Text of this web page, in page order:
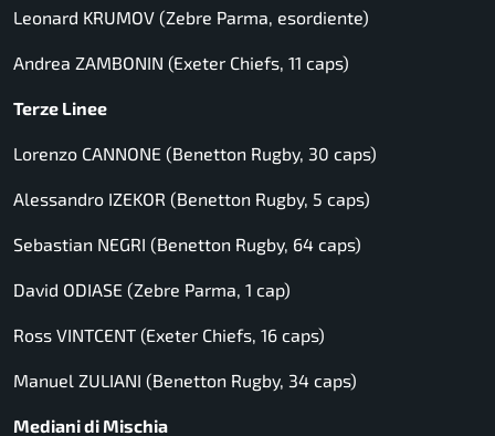
Leonard KRUMOV (Zebre Parma, esordiente)
Andrea ZAMBONIN (Exeter Chiefs, 11 caps)
Terze Linee
Lorenzo CANNONE (Benetton Rugby, 30 caps)
Alessandro IZEKOR (Benetton Rugby, 5 caps)
Sebastian NEGRI (Benetton Rugby, 64 caps)
David ODIASE (Zebre Parma, 1 cap)
Ross VINTCENT (Exeter Chiefs, 16 caps)
Manuel ZULIANI (Benetton Rugby, 34 caps)
Mediani di Mischia